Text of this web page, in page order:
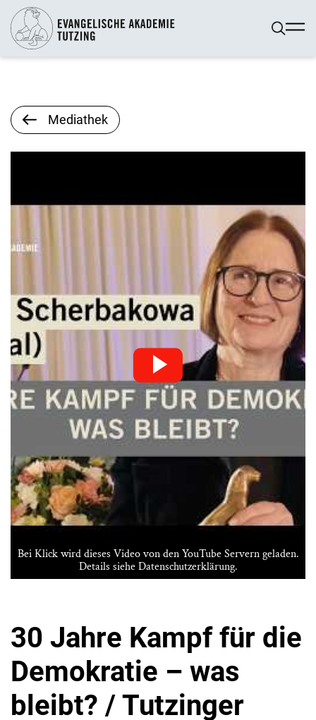
Mediathek
Bei Klick wird dieses Video von den YouTube Servern geladen.
Details sieheDatenschutzerklärung.
30 Jahre Kampf für die
Demokratie – was
bleibt? / Tutzinger